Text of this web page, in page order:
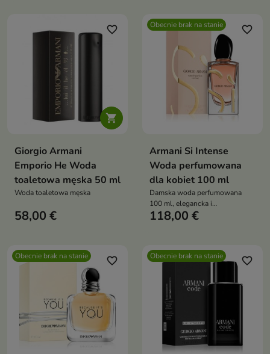

favorite_border
Giorgio Armani
Emporio He Woda
toaletowa męska 50 ml
Woda toaletowa męska
58,00 €
Obecnie brak na stanie favorite_border
Armani Si Intense
Woda perfumowana
dla kobiet 100 ml
Damska woda perfumowana
100 ml, elegancka i
ponadczasowa kompozycja
118,00 €
Obecnie brak na stanie favorite_border Obecnie brak na stanie favorite_border